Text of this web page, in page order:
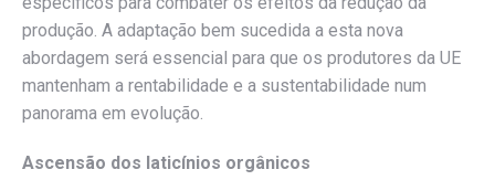
produção. A adaptação bem sucedida a esta nova
abordagem será essencial para que os produtores da UE
mantenham a rentabilidade e a sustentabilidade num
panorama em evolução.
Ascensão dos laticínios orgânicos